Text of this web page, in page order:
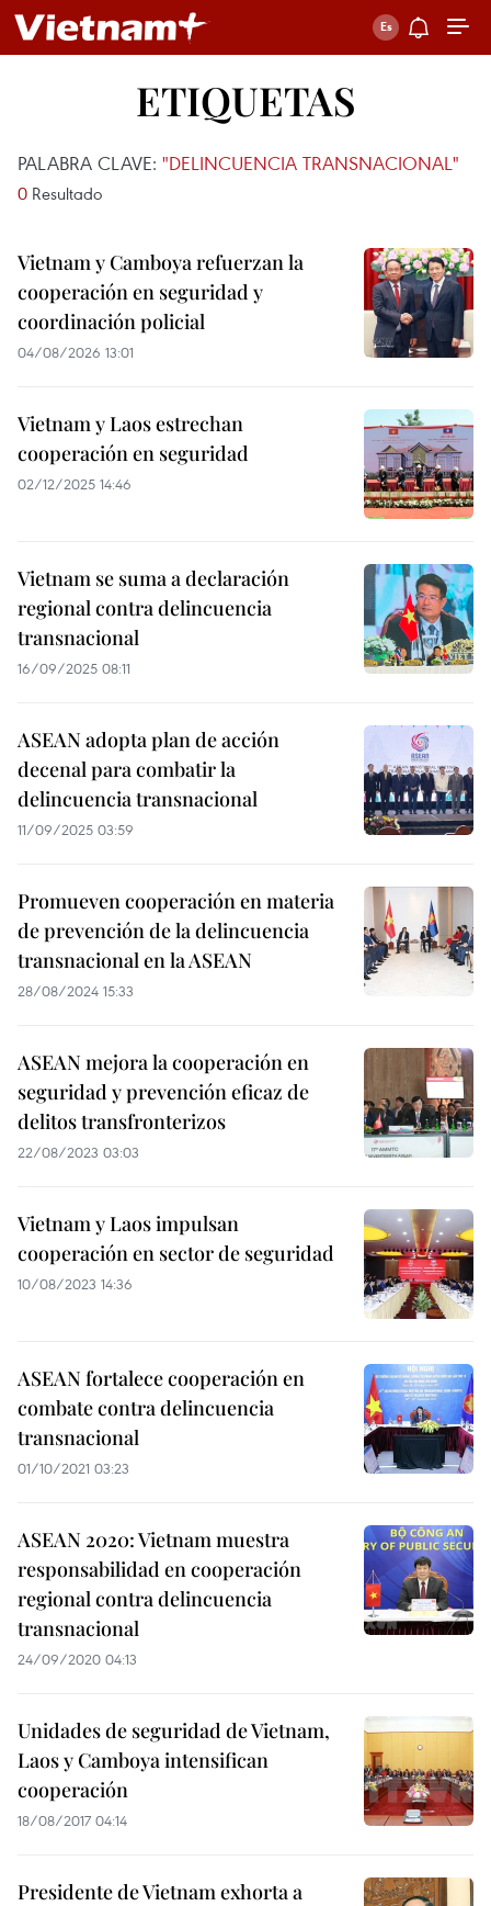
ETIQUETAS
PALABRA CLAVE: "DELINCUENCIA TRANSNACIONAL"
0 Resultado
Vietnam y Camboya refuerzan la
cooperación en seguridad y
coordinación policial
04/08/2026 13:01
Vietnam y Laos estrechan
cooperación en seguridad
02/12/2025 14:46
Vietnam se suma a declaración
regional contra delincuencia
transnacional
16/09/2025 08:11
ASEAN adopta plan de acción
decenal para combatir la
delincuencia transnacional
11/09/2025 03:59
Promueven cooperación en materia
de prevención de la delincuencia
transnacional en la ASEAN
28/08/2024 15:33
ASEAN mejora la cooperación en
seguridad y prevención eficaz de
delitos transfronterizos
22/08/2023 03:03
Vietnam y Laos impulsan
cooperación en sector de seguridad
10/08/2023 14:36
ASEAN fortalece cooperación en
combate contra delincuencia
transnacional
01/10/2021 03:23
ASEAN 2020: Vietnam muestra
responsabilidad en cooperación
regional contra delincuencia
transnacional
24/09/2020 04:13
Unidades de seguridad de Vietnam,
Laos y Camboya intensifican
cooperación
18/08/2017 04:14
Presidente de Vietnam exhorta a